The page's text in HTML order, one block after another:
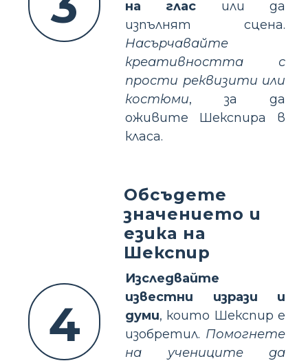
на глас или да
изпълнят сцена.
Насърчавайте
креативността с
прости реквизити или
костюми, за да
оживите Шекспира в
класа.
4
Обсъдете
значението и
езика на
Шекспир
Изследвайте
известни изрази и
думи, които Шекспир е
изобретил. Помогнете
на учениците да